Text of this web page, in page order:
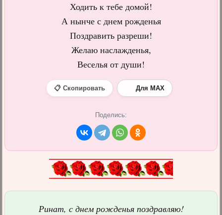
Ходить к тебе домой!
А нынче с днем рожденья
Поздравить разреши!
Желаю наслажденья,
Веселья от души!
📋 Скопировать Для MAX
Поделись:
Ринат, с днем рожденья поздравляю!